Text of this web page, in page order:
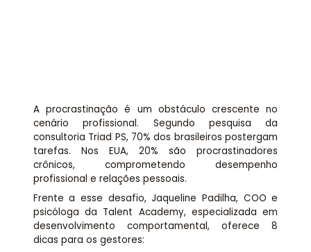
A procrastinação é um obstáculo crescente no
cenário profissional. Segundo pesquisa da
consultoria Triad PS, 70% dos brasileiros postergam
tarefas. Nos EUA, 20% são procrastinadores
crônicos, comprometendo desempenho
profissional e relações pessoais.
Frente a esse desafio, Jaqueline Padilha, COO e
psicóloga da Talent Academy, especializada em
desenvolvimento comportamental, oferece 8
dicas para os gestores: